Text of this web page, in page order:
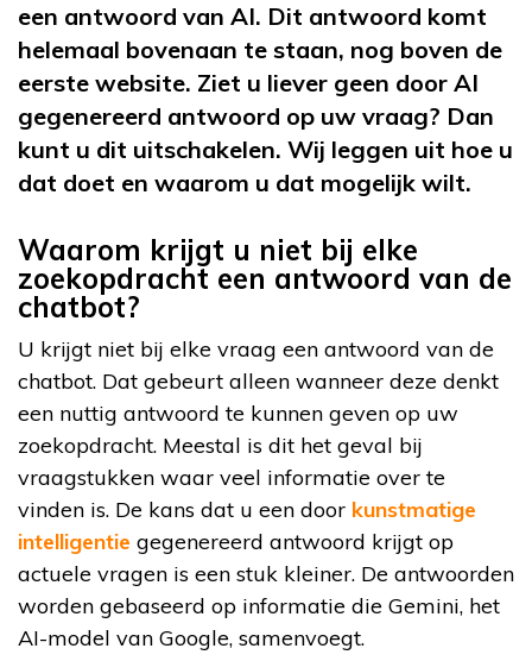
een antwoord van AI. Dit antwoord komt
helemaal bovenaan te staan, nog boven de
eerste website. Ziet u liever geen door AI
gegenereerd antwoord op uw vraag? Dan
kunt u dit uitschakelen. Wij leggen uit hoe u
dat doet en waarom u dat mogelijk wilt.
Waarom krijgt u niet bij elke
zoekopdracht een antwoord van de
chatbot?
U krijgt niet bij elke vraag een antwoord van de
chatbot. Dat gebeurt alleen wanneer deze denkt
een nuttig antwoord te kunnen geven op uw
zoekopdracht. Meestal is dit het geval bij
vraagstukken waar veel informatie over te
vinden is. De kans dat u een door kunstmatige
intelligentie gegenereerd antwoord krijgt op
actuele vragen is een stuk kleiner. De antwoorden
worden gebaseerd op informatie die Gemini, het
AI-model van Google, samenvoegt.